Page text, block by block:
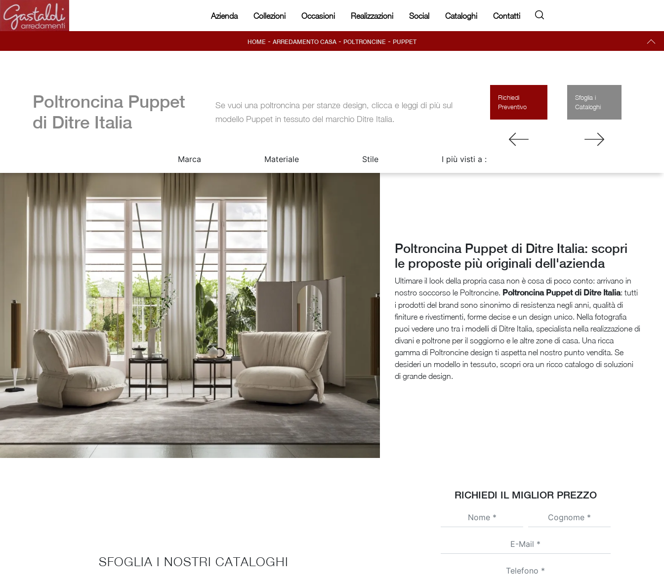
Azienda Collezioni Occasioni Realizzazioni Social Cataloghi Contatti
HOME - ARREDAMENTO CASA - POLTRONCINE - PUPPET
Poltroncina Puppet
di Ditre Italia
Se vuoi una poltroncina per stanze design, clicca e leggi di più sul
modello Puppet in tessuto del marchio Ditre Italia.
Richiedi
Preventivo
Sfoglia i
Cataloghi
Marca Materiale Stile I più visti a :
Poltroncina Puppet di Ditre Italia: scopri
le proposte più originali dell'azienda
Ultimare il look della propria casa non è cosa di poco conto: arrivano in
nostro soccorso le Poltroncine. Poltroncina Puppet di Ditre Italia: tutti
i prodotti del brand sono sinonimo di resistenza negli anni, qualità di
finiture e rivestimenti, forme decise e un design unico. Nella fotografia
puoi vedere uno tra i modelli di Ditre Italia, specialista nella realizzazione di
divani e poltrone per il soggiorno e le altre zone di casa. Una ricca
gamma di Poltroncine design ti aspetta nel nostro punto vendita. Se
desideri un modello in tessuto, scopri ora un ricco catalogo di soluzioni
di grande design.
SFOGLIA I NOSTRI CATALOGHI
RICHIEDI IL MIGLIOR PREZZO